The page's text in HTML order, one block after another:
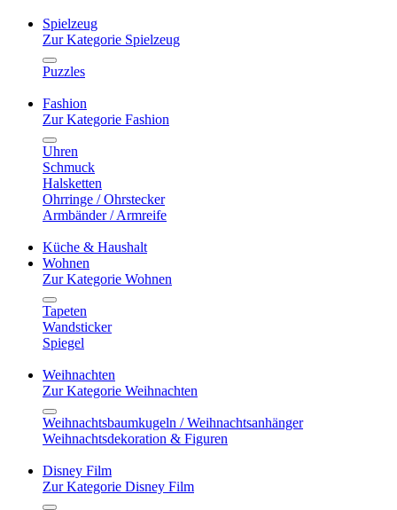
Spielzeug
Zur Kategorie Spielzeug
Puzzles
Fashion
Zur Kategorie Fashion
Uhren
Schmuck
Halsketten
Ohrringe / Ohrstecker
Armbänder / Armreife
Küche & Haushalt
Wohnen
Zur Kategorie Wohnen
Tapeten
Wandsticker
Spiegel
Weihnachten
Zur Kategorie Weihnachten
Weihnachtsbaumkugeln / Weihnachtsanhänger
Weihnachtsdekoration & Figuren
Disney Film
Zur Kategorie Disney Film